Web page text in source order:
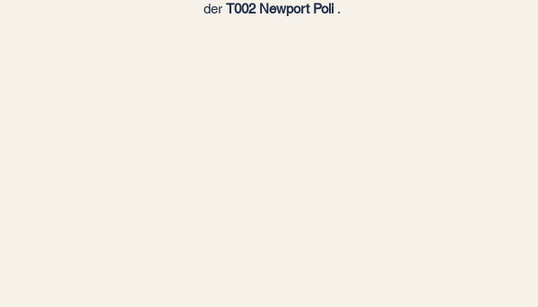
der T002 Newport Poli .